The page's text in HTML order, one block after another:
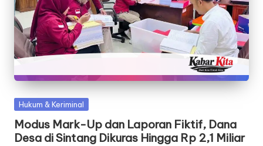
Posted
Hukum & Keriminal
Modus Mark-Up dan Laporan Fiktif, Dana
Desa di Sintang Dikuras Hingga Rp 2,1 Miliar